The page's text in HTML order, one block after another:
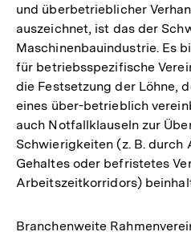
und überbetrieblicher
auszeichnet, ist das der
Maschinenbauindustrie. Es
für betriebsspezifische
die Festsetzung der Löhne,
eines über-betrieblich
auch Notfallklauseln zur
Schwierigkeiten (z. B. durch
Gehaltes oder befristetes
Arbeitszeitkorridors)
Branchenweite